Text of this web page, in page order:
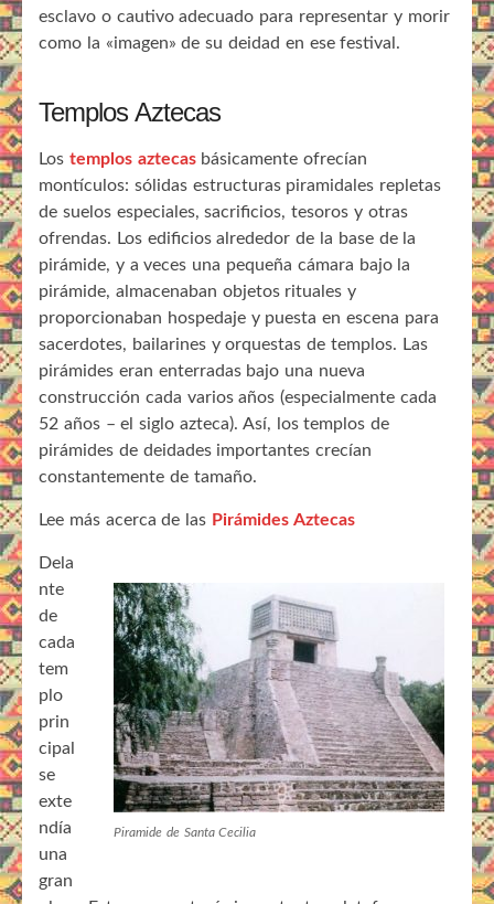
esclavo o cautivo adecuado para representar y morir
como la «imagen» de su deidad en ese festival.
Templos Aztecas
Los templos aztecasbásicamente ofrecían
montículos: sólidas estructuras piramidales repletas
de suelos especiales, sacrificios, tesoros y otras
ofrendas. Los edificios alrededor de la base de la
pirámide, y a veces una pequeña cámara bajo la
pirámide, almacenaban objetos rituales y
proporcionaban hospedaje y puesta en escena para
sacerdotes, bailarines y orquestas de templos. Las
pirámides eran enterradas bajo una nueva
construcción cada varios años (especialmente cada
52 años – el siglo azteca). Así, los templos de
pirámides de deidades importantes crecían
constantemente de tamaño.
Lee más acerca de las Pirámides Aztecas
Piramide de Santa Cecilia
Dela
nte
de
cada
tem
plo
prin
cipal
se
exte
ndía
una
gran